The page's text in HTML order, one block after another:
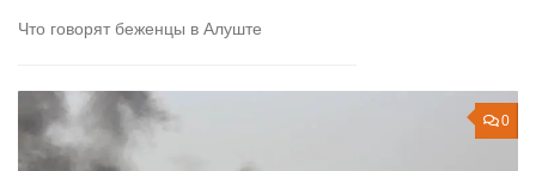
Что говорят беженцы в Алуште
0